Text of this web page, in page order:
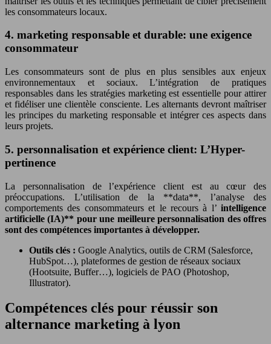
les consommateurs locaux.
4. marketing responsable et durable: une exigence
consommateur
Les consommateurs sont de plus en plus sensibles aux enjeux
environnementaux et sociaux. L’intégration de pratiques
responsables dans les stratégies marketing est essentielle pour attirer
et fidéliser une clientèle consciente. Les alternants devront maîtriser
les principes du marketing responsable et intégrer ces aspects dans
leurs projets.
5. personnalisation et expérience client: L’Hyper-
pertinence
La personnalisation de l’expérience client est au cœur des
préoccupations. L’utilisation de la **data**, l’analyse des
comportements des consommateurs et le recours à l’ intelligence
artificielle (IA)** pour une meilleure personnalisation des offres
sont des compétences importantes à développer.
Outils clés : Google Analytics, outils de CRM (Salesforce,
HubSpot…), plateformes de gestion de réseaux sociaux
(Hootsuite, Buffer…), logiciels de PAO (Photoshop,
Illustrator).
Compétences clés pour réussir son
alternance marketing à lyon